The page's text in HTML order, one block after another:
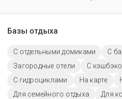
Базы отдыха
С отдельными домиками С
Загородные отели
С
С гидроциклами
На карте
Для семейного отдыха
Для